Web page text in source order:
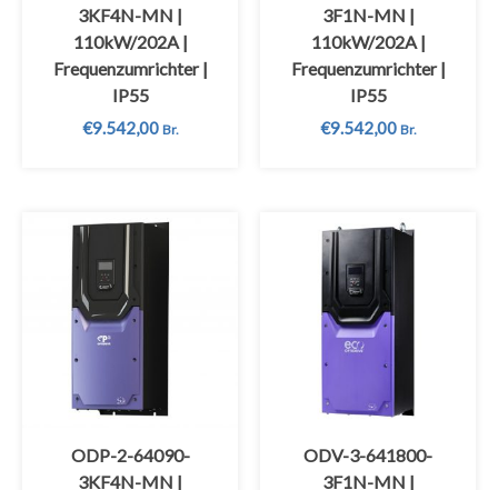
3KF4N-MN |
110kW/202A |
Frequenzumrichter |
IP55
€9.542,00 Br.
3F1N-MN |
110kW/202A |
Frequenzumrichter |
IP55
€9.542,00 Br.
ODP-2-64090-
3KF4N-MN |
ODV-3-641800-
3F1N-MN |